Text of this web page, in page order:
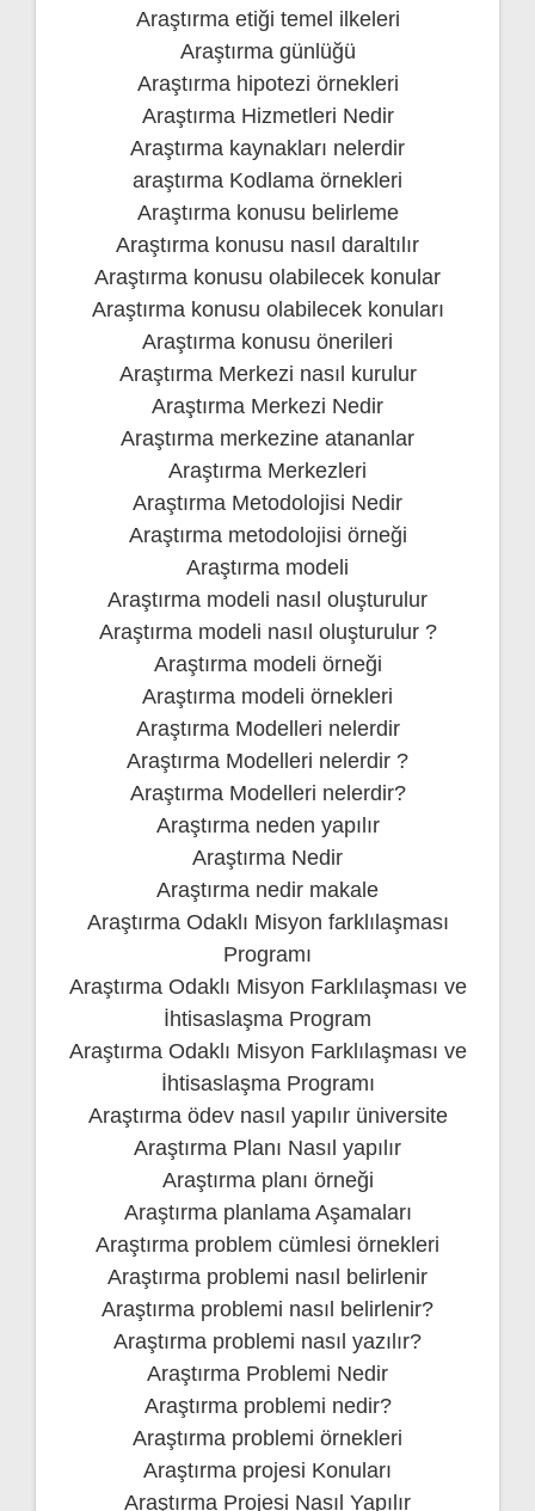
Araştırma etiği temel ilkeleri
Araştırma günlüğü
Araştırma hipotezi örnekleri
Araştırma Hizmetleri Nedir
Araştırma kaynakları nelerdir
araştırma Kodlama örnekleri
Araştırma konusu belirleme
Araştırma konusu nasıl daraltılır
Araştırma konusu olabilecek konular
Araştırma konusu olabilecek konuları
Araştırma konusu önerileri
Araştırma Merkezi nasıl kurulur
Araştırma Merkezi Nedir
Araştırma merkezine atananlar
Araştırma Merkezleri
Araştırma Metodolojisi Nedir
Araştırma metodolojisi örneği
Araştırma modeli
Araştırma modeli nasıl oluşturulur
Araştırma modeli nasıl oluşturulur ?
Araştırma modeli örneği
Araştırma modeli örnekleri
Araştırma Modelleri nelerdir
Araştırma Modelleri nelerdir ?
Araştırma Modelleri nelerdir?
Araştırma neden yapılır
Araştırma Nedir
Araştırma nedir makale
Araştırma Odaklı Misyon farklılaşması
Programı
Araştırma Odaklı Misyon Farklılaşması ve
İhtisaslaşma Program
Araştırma Odaklı Misyon Farklılaşması ve
İhtisaslaşma Programı
Araştırma ödev nasıl yapılır üniversite
Araştırma Planı Nasıl yapılır
Araştırma planı örneği
Araştırma planlama Aşamaları
Araştırma problem cümlesi örnekleri
Araştırma problemi nasıl belirlenir
Araştırma problemi nasıl belirlenir?
Araştırma problemi nasıl yazılır?
Araştırma Problemi Nedir
Araştırma problemi nedir?
Araştırma problemi örnekleri
Araştırma projesi Konuları
Araştırma Projesi Nasıl Yapılır